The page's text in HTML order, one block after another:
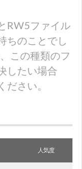
RW5ファイル
ちのことでし
この種類のフ
したい場合
ださい。
人気度